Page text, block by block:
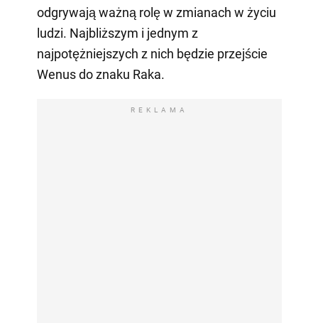
odgrywają ważną rolę w zmianach w życiu
ludzi. Najbliższym i jednym z
najpotężniejszych z nich będzie przejście
Wenus do znaku Raka.
REKLAMA